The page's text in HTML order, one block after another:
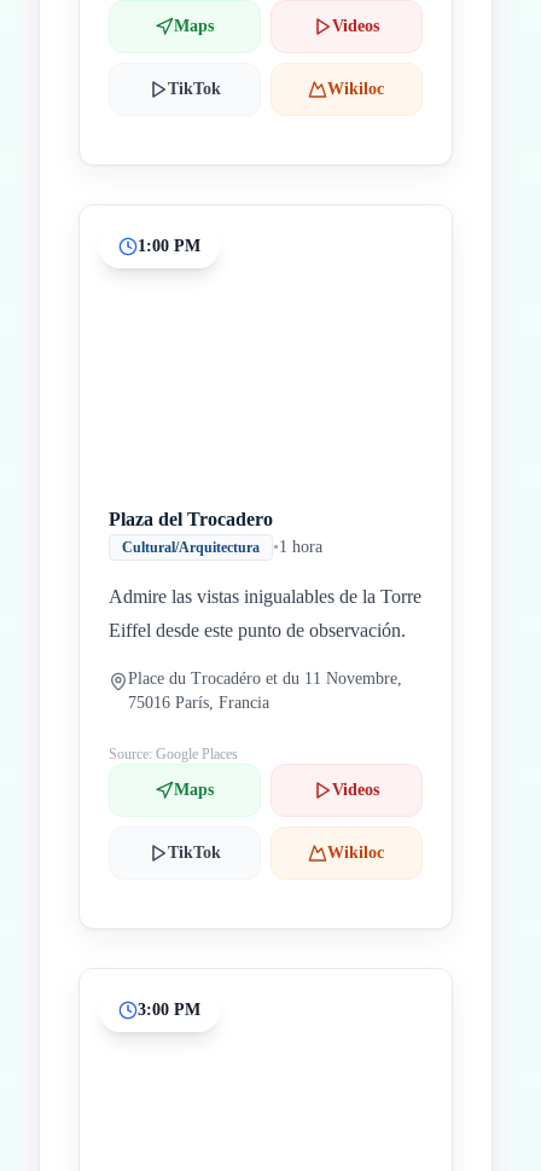
Maps Videos
TikTok Wikiloc
1:00 PM
Plaza del Trocadero
Cultural/Arquitectura •1 hora
Admire las vistas inigualables de la Torre
Eiffel desde este punto de observación.
Place du Trocadéro et du 11 Novembre,
75016 París, Francia
Source: Google Places
Maps Videos
TikTok Wikiloc
3:00 PM